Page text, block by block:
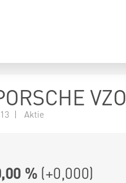
VZO
| Aktie
% (+0,000)